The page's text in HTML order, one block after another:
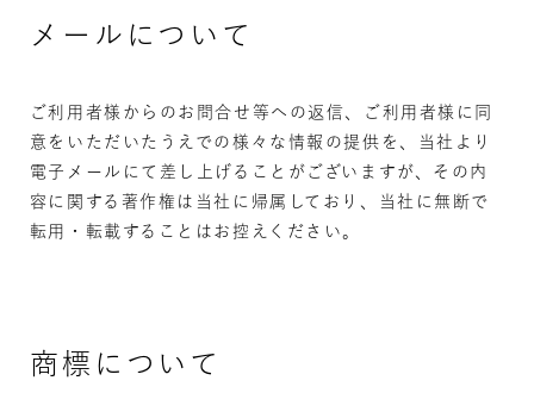
メールについて
ご利用者様からのお問合せ等への返信、ご利用者様に同
意をいただいたうえでの様々な情報の提供を、当社より
電子メールにて差し上げることがございますが、その内
容に関する著作権は当社に帰属しており、当社に無断で
転用・転載することはお控えください。
商標について